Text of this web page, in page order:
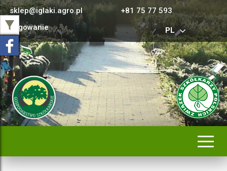
sklep@iglaki.agro.pl
+81 75 77 593
Logowanie
PL